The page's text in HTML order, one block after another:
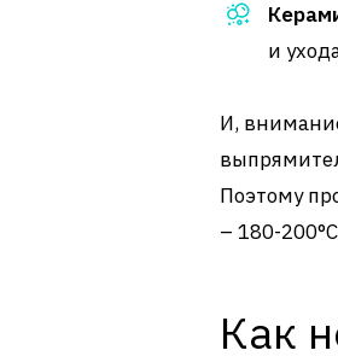
и
И,
Поэтому
– 180-
Как